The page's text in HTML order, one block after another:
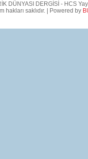
DÜNYASI DERGİSİ - HCS
hakları saklıdır. | Powered by